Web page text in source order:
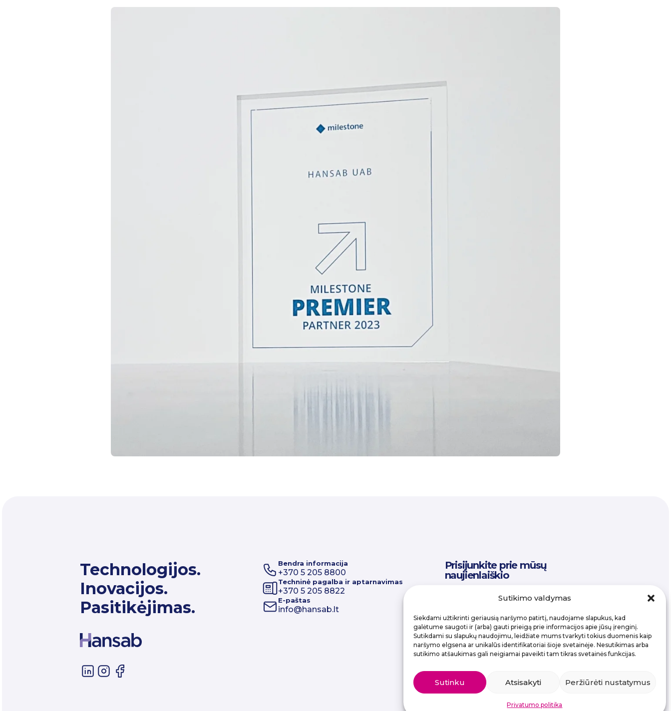
Sutikimo valdymas
Siekdami užtikrinti geriausią naršymo patirtį, naudojame slapukus, kad
galėtume saugoti ir (arba) gauti prieigą prie informacijos apie jūsų įrenginį.
Sutikdami su slapukų naudojimu, leidžiate mums tvarkyti tokius duomenis kaip
naršymo elgsena ar unikalūs identifikatoriai šioje svetainėje. Nesutikimas arba
sutikimo atšaukimas gali neigiamai paveikti tam tikras svetainės funkcijas.
Sutinku Atsisakyti Peržiūrėti nustatymus
Privatumo politika
Technologijos.
Inovacijos.
Pasitikėjimas.
Bendra informacija
+370 5 205 8800
Techninė pagalba ir aptarnavimas
+370 5 205 8822
E-paštas
info@hansab.lt
Prisijunkite prie mūsų
naujienlaiškio